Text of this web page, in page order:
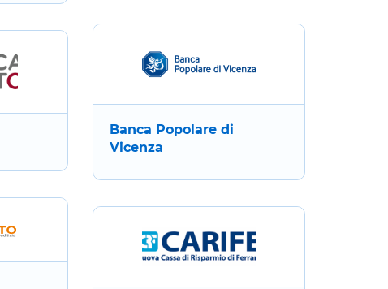
Banca Popolare di
Vicenza